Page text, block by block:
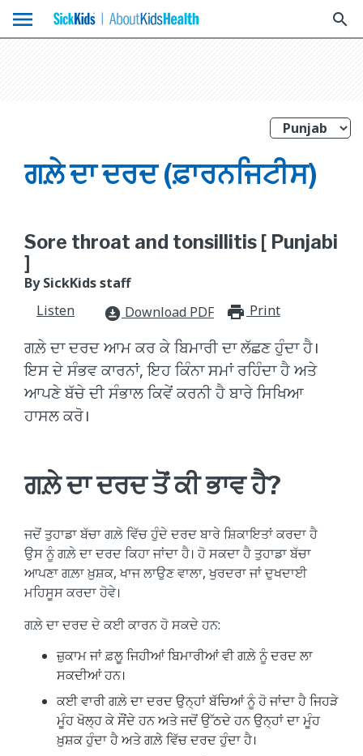
menu search
ਗਲ਼ੇ ਦਾ ਦਰਦ (ਫ਼ਾਰਨਜਿਟੀਸ)
Sore throat and tonsillitis [ Punjabi
]
By SickKids staff
Listen
download_for_offline Download PDF Print
ਗਲ਼ੇ ਦਾ ਦਰਦ ਆਮ ਕਰ ਕੇ ਬਿਮਾਰੀ ਦਾ ਲੱਛਣ ਹੁੰਦਾ ਹੈ।
ਇਸ ਦੇ ਸੰਭਵ ਕਾਰਨਾਂ, ਇਹ ਕਿੰਨਾ ਸਮਾਂ ਰਹਿੰਦਾ ਹੈ ਅਤੇ
ਆਪਣੇ ਬੱਚੇ ਦੀ ਸੰਭਾਲ ਕਿਵੇਂ ਕਰਨੀ ਹੈ ਬਾਰੇ ਸਿਖਿਆ
ਹਾਸਲ ਕਰੋ।
ਗਲ਼ੇ ਦਾ ਦਰਦ ਤੋਂ ਕੀ ਭਾਵ ਹੈ?
ਜਦੋਂ ਤੁਹਾਡਾ ਬੱਚਾ ਗਲ਼ੇ ਵਿੱਚ ਹੁੰਦੇ ਦਰਦ ਬਾਰੇ ਸ਼ਿਕਾਇਤਾਂ ਕਰਦਾ ਹੈ
ਉਸ ਨੂੰ ਗਲ਼ੇ ਦਾ ਦਰਦ ਕਿਹਾ ਜਾਂਦਾ ਹੈ। ਹੋ ਸਕਦਾ ਹੈ ਤੁਹਾਡਾ ਬੱਚਾ
ਆਪਣਾ ਗਲ਼ਾ ਖ਼ੁਸ਼ਕ, ਖਾਜ ਲਾਉਣ ਵਾਲਾ, ਖੁਰਦਰਾ ਜਾਂ ਦੁਖਦਾਈ
ਮਹਿਸੂਸ ਕਰਦਾ ਹੋਵੇ।
ਗਲ਼ੇ ਦਾ ਦਰਦ ਦੇ ਕਈ ਕਾਰਨ ਹੋ ਸਕਦੇ ਹਨ:
ਜ਼ੁਕਾਮ ਜਾਂ ਫ਼ਲੂ ਜਿਹੀਆਂ ਬਿਮਾਰੀਆਂ ਵੀ ਗਲ਼ੇ ਨੂੰ ਦਰਦ ਲਾ
ਸਕਦੀਆਂ ਹਨ।
ਕਈ ਵਾਰੀ ਗਲ਼ੇ ਦਾ ਦਰਦ ਉਨ੍ਹਾਂ ਬੱਚਿਆਂ ਨੂੰ ਹੋ ਜਾਂਦਾ ਹੈ ਜਿਹੜੇ
ਮੂੰਹ ਖੋਲ੍ਹ ਕੇ ਸੌਂਦੇ ਹਨ ਅਤੇ ਜਦੋਂ ਉੱਠਦੇ ਹਨ ਉਨ੍ਹਾਂ ਦਾ ਮੂੰਹ
ਖ਼ੁਸ਼ਕ ਹੁੰਦਾ ਹੈ ਅਤੇ ਗਲ਼ੇ ਵਿੱਚ ਦਰਦ ਹੁੰਦਾ ਹੈ।